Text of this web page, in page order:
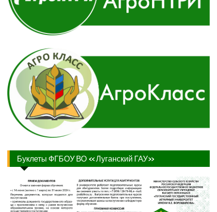
Буклеты ФГБОУ ВО «Луганский ГАУ»